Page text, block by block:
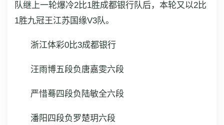
队继上一轮爆冷2比1胜成都银行队后，本轮又以2比
1胜九冠王江苏国缘V3队。
浙江体彩0比3成都银行
汪雨博五段负唐嘉雯六段
严惜蓦四段负陆敏全六段
潘阳四段负罗楚玥六段